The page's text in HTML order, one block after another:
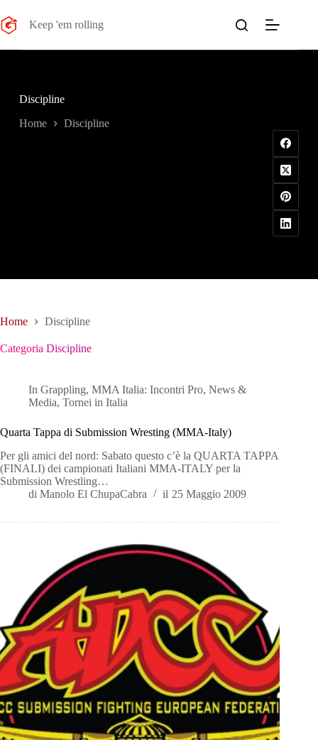
al
contenuto
Keep 'em rolling
Discipline
Home Discipline
Home Discipline
Categoria Discipline
In Grappling,MMA Italia: Incontri Pro,News &
Media, Tornei in Italia
Quarta Tappa di Submission Wresting (MMA-Italy)
Per gli amici del nord: Sabato questo c’è la QUARTA TAPPA
(FINALI) dei campionati Italiani MMA-ITALY per la
Submission Wrestling…
di Manolo El ChupaCabra il 25 Maggio 2009